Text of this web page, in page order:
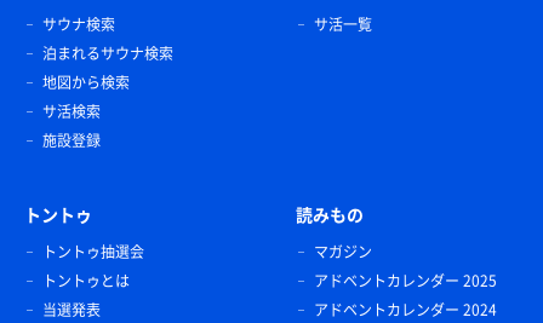
サウナ検索
泊まれるサウナ検索
地図から検索
サ活検索
施設登録
サ活一覧
トントゥ
トントゥ抽選会
トントゥとは
当選発表
読みもの
マガジン
アドベントカレンダー 2025
アドベントカレンダー 2024